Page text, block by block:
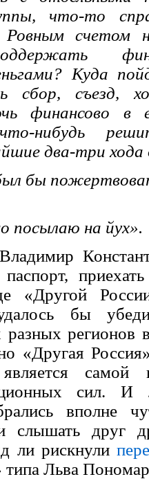
что-то
Ровным счетом
Куда
сбор, съезд,
финансово в
нибудь
два-три хода
бы
посылаю на йух».
«Другой
бы
разных регионов
«Другая
самой
сил.
вполне
слышать друг
ли рискнули
типа Льва